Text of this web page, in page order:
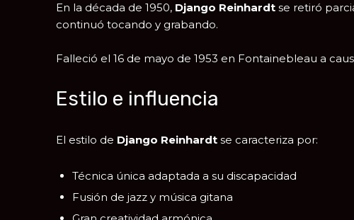
En la década de 1950, Django Reinhardtse retiró
continuó tocando y grabando.
Falleció el 16 de mayo de 1953 en Fontainebleau a
Estilo e influencia
El estilo de Django Reinhardtse caracteriza por:
Técnica única adaptada a su discapacidad
Fusión de jazz y música gitana